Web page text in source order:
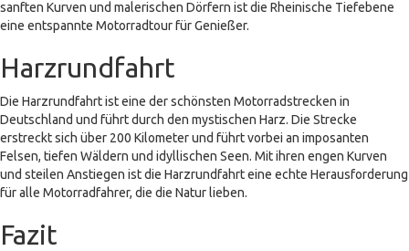
sanften Kurven und malerischen Dörfern ist die Rheinische Tiefebene
eine entspannte Motorradtour für Genießer.
Harzrundfahrt
Die Harzrundfahrt ist eine der schönsten Motorradstrecken in
Deutschland und führt durch den mystischen Harz. Die Strecke
erstreckt sich über 200 Kilometer und führt vorbei an imposanten
Felsen, tiefen Wäldern und idyllischen Seen. Mit ihren engen Kurven
und steilen Anstiegen ist die Harzrundfahrt eine echte Herausforderung
für alle Motorradfahrer, die die Natur lieben.
Fazit